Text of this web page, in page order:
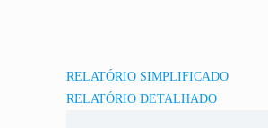
RELATÓRIO SIMPLIFICADO
RELATÓRIO DETALHADO